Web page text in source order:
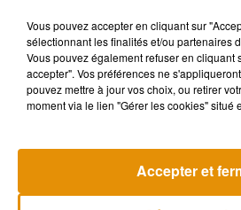
Voir cette publication sur Instagram
�&�RدÇ�&: کار�R را ا� جا�& بدÇ کÇ دÈستش دار�R �:
کار�R کÇ � فست بÇ اÈ� ب� دÇ
بدÈ� اÈ� � تÈ� �R ز� دگ�R ک� �R ❤️❤️❤️❤️❤️❤️ . .
ب�R ا� دازÇ �ذت دارد... . . .
Vous pouvez accepter en cliquant sur
sélectionnant les finalités et/ou partenaires
Vous pouvez également refuser en cliquant
accepter". Vos préférences ne
pouvez mettre à jour vos choix, ou retirer
moment via le lien "Gérer les cookies" situé
Accepter et